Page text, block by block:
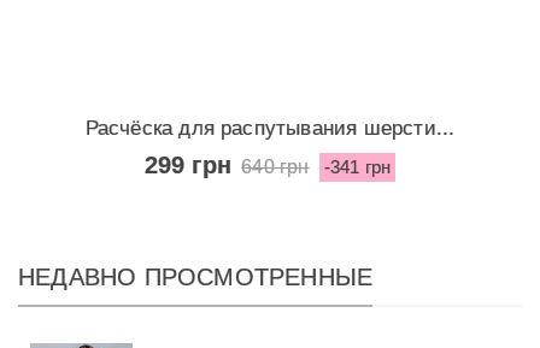
Расчёска для распутывания шерсти...
299 грн 640 грн -341 грн
НЕДАВНО ПРОСМОТРЕННЫЕ